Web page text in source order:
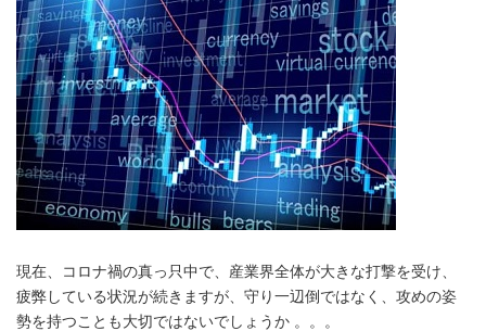
現在、コロナ禍の真っ只中で、産業界全体が大きな打撃を受け、
疲弊している状況が続きますが、守り一辺倒ではなく、攻めの姿
勢を持つことも大切ではないでしょうか 。。。